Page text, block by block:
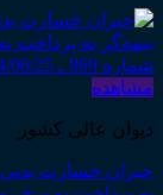
مشاهده
دیوان عالی کشور
جبران خسارت